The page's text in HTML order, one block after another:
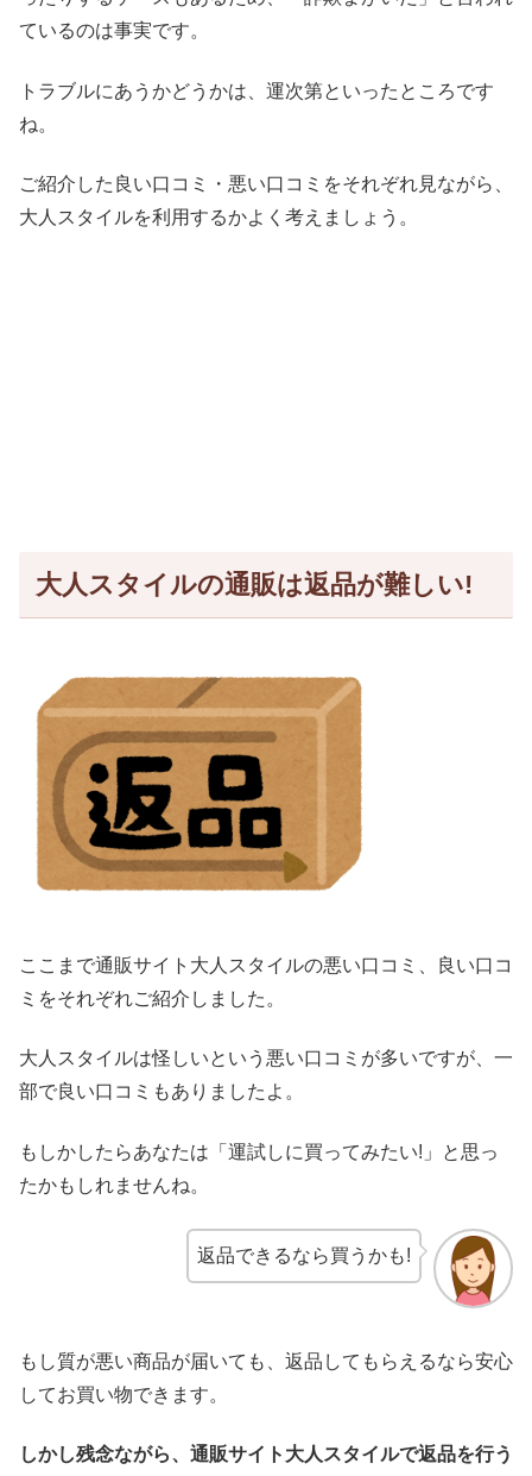
ているのは事実です。
トラブルにあうかどうかは、運次第といったところです
ね。
ご紹介した良い口コミ・悪い口コミをそれぞれ見ながら、
大人スタイルを利用するかよく考えましょう。
大人スタイルの通販は返品が難しい!
ここまで通販サイト大人スタイルの悪い口コミ、良い口コ
ミをそれぞれご紹介しました。
大人スタイルは怪しいという悪い口コミが多いですが、一
部で良い口コミもありましたよ。
もしかしたらあなたは「運試しに買ってみたい!」と思っ
たかもしれませんね。
返品できるなら買うかも!
もし質が悪い商品が届いても、返品してもらえるなら安心
してお買い物できます。
しかし残念ながら、通販サイト大人スタイルで返品を行う